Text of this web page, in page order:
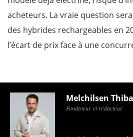
acheteurs. La vraie question
des hybrides rechargeables en
l’écart de prix face à une
Melchilsen
Fondateur et rédacteur